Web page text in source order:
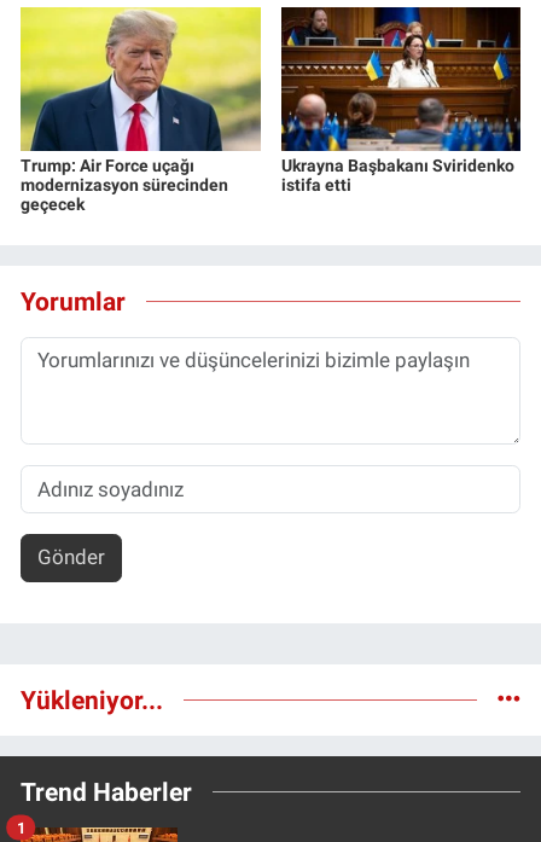
Trump: Air Force uçağı
modernizasyon sürecinden
geçecek
Ukrayna Başbakanı Sviridenko
istifa etti
Yorumlar
Gönder
Yükleniyor...
Trend Haberler
1